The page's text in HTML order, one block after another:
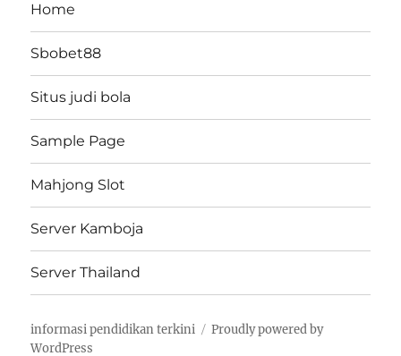
Home
Sbobet88
Situs judi bola
Sample Page
Mahjong Slot
Server Kamboja
Server Thailand
informasi pendidikan terkini
Proudly powered by
WordPress